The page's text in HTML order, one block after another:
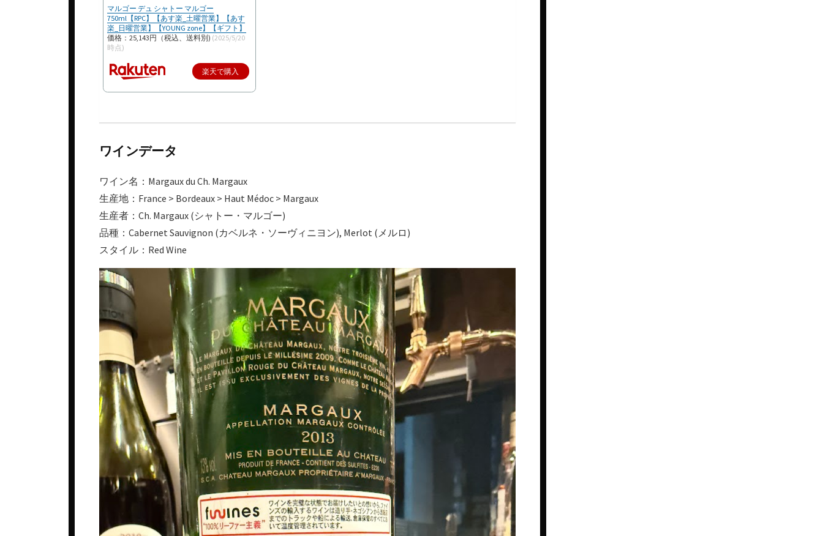
マルゴー デュ シャトー マルゴー
750ml【RPC】【あす楽_土曜営業】【あす
楽_日曜営業】【YOUNG zone】【ギフト】
価格：25,143円（税込、送料別) (2025/5/20
時点)
楽天で購入
ワインデータ
ワイン名：Margaux du Ch. Margaux
生産地：France > Bordeaux > Haut Médoc > Margaux
生産者：Ch. Margaux (シャトー・マルゴー)
品種：Cabernet Sauvignon (カベルネ・ソーヴィニヨン), Merlot (メルロ)
スタイル：Red Wine